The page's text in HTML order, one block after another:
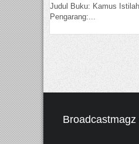
Judul Buku: Kamus
Pengarang:...